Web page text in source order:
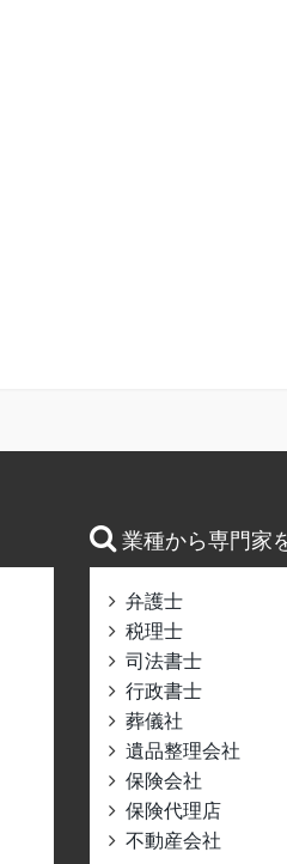
業種から専門家
弁護士
税理士
司法書士
行政書士
葬儀社
遺品整理会社
保険会社
保険代理店
不動産会社